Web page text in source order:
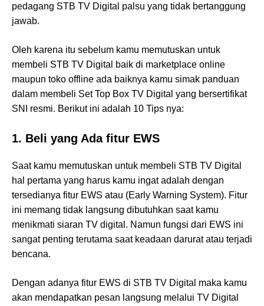
pedagang STB TV Digital palsu yang tidak bertanggung
jawab.
Oleh karena itu sebelum kamu memutuskan untuk
membeli STB TV Digital baik di marketplace online
maupun toko offline ada baiknya kamu simak panduan
dalam membeli Set Top Box TV Digital yang bersertifikat
SNI resmi. Berikut ini adalah 10 Tips nya:
1. Beli yang Ada fitur EWS
Saat kamu memutuskan untuk membeli STB TV Digital
hal pertama yang harus kamu ingat adalah dengan
tersedianya fitur EWS atau (Early Warning System). Fitur
ini memang tidak langsung dibutuhkan saat kamu
menikmati siaran TV digital. Namun fungsi dari EWS ini
sangat penting terutama saat keadaan darurat atau terjadi
bencana.
Dengan adanya fitur EWS di STB TV Digital maka kamu
akan mendapatkan pesan langsung melalui TV Digital